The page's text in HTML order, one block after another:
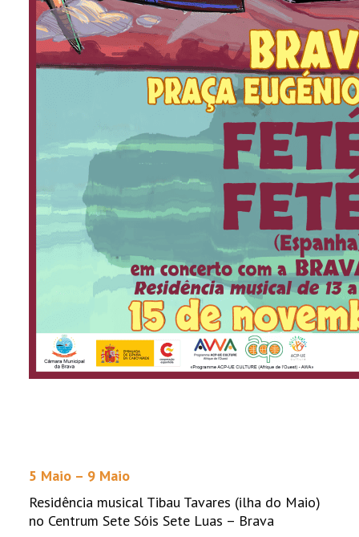
5 Maio – 9 Maio
Residência musical Tibau Tavares (ilha do Maio)
no Centrum Sete Sóis Sete Luas – Brava